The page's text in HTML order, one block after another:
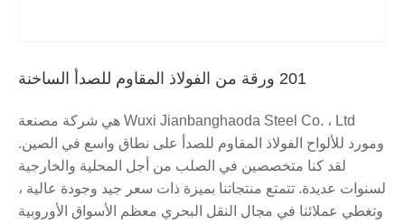
201 ورقة من الفولاذ المقاوم للصدأ الساخنة
Wuxi Jianbanghaoda Steel Co. ، Ltd هي شركة مصنعة
ومورد للألواح الفولاذ المقاوم للصدأ على نطاق واسع في الصين.
لقد كنا متخصصين في الصلب من أجل المحلية والخارجية
لسنوات عديدة. تتمتع منتجاتنا بميزة ذات سعر جيد وجودة عالية ،
وتغطي عملائنا في مجال النقل البحري معظم الأسواق الأوروبية